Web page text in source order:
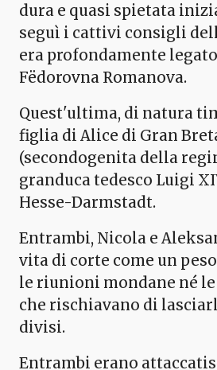
dura e quasi spietata
seguì i cattivi consigli
era profondamente
Fëdorovna Romanova.
Quest'ultima, di natura
figlia di Alice di Gran
(secondogenita della
granduca tedesco Luigi
Hesse-Darmstadt.
Entrambi, Nicola e
vita di corte come un
le riunioni mondane né
che rischiavano di
divisi.
Entrambi erano